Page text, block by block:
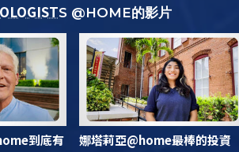
S @HOME的影片
到底有
娜塔莉亞@home最棒的投資